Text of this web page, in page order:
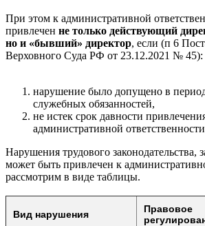
При этом к административной
привлечен не только действующий
но и «бывший» директор, если (п 6
Верховного Суда РФ от 23.12.2021 № 45):
нарушение было допущено в
служебных обязанностей,
не истек срок давности
административной
Нарушения трудового законодательства,
может быть привлечен к
рассмотрим в виде таблицы.
Вид нарушения
Правовое